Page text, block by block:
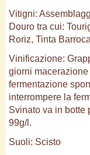
Vitigni:
Douro tra cui:
Roriz, Tinta
Vinificazione:
giorni
fermentazione
interrompere la
Svinato va in botte
99g/l.
Suoli: Scisto